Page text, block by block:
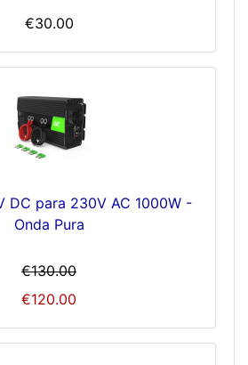
€30.00
DC para 230V AC 1000W -
Onda Pura
€130.00
€120.00